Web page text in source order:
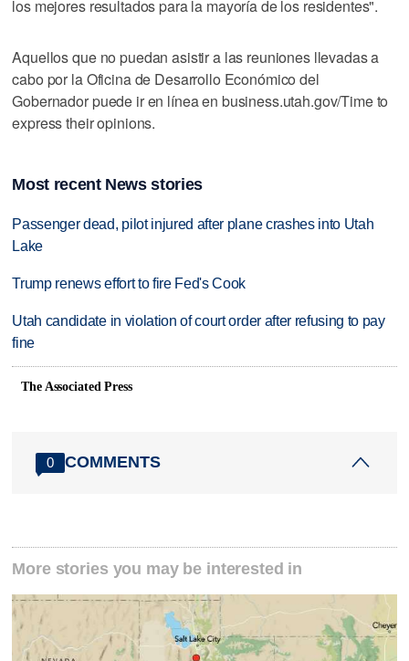
los mejores resultados para la mayoría de los residentes".
Aquellos que no puedan asistir a las reuniones llevadas a
cabo por la Oficina de Desarrollo Económico del
Gobernador puede ir en línea en business.utah.gov/Time to
express their opinions.
Most recent News stories
Passenger dead, pilot injured after plane crashes into Utah
Lake
Trump renews effort to fire Fed's Cook
Utah candidate in violation of court order after refusing to pay
fine
The Associated Press
0 COMMENTS
More stories you may be interested in